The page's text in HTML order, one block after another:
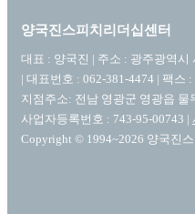
양국진스피치리더십센터
대표 : 양국진 | 주소 : 광주광역시
| 대표번호 : 062-381-4474 | 팩스 :
지점주소: 전남 영광군 영광읍 물
사업자등록번호 : 743-95-00743 |
Copyright © 1994~2026 양국진